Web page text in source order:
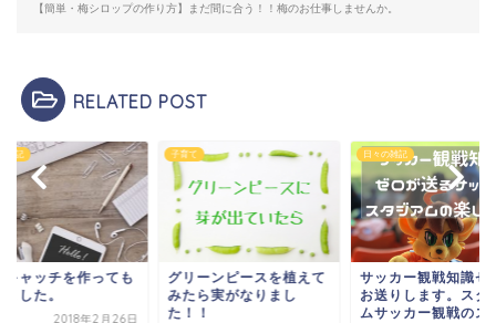
【簡単・梅シロップの作り方】まだ間に合う！！梅のお仕事しませんか。
RELATED POST
ーンピースを植えて
ら実がなりまし
日々の雑記
サッカー観戦知識ゼロが
お送りします。スタジア
ムサッカー観戦のススメ
日々の雑記
アイキャッチを作っ
らいました。
2018年2